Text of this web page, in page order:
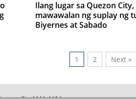
Ilang lugar sa Quezon City,
mawawalan ng suplay ng
Biyernes at Sabado
1 2 Next »